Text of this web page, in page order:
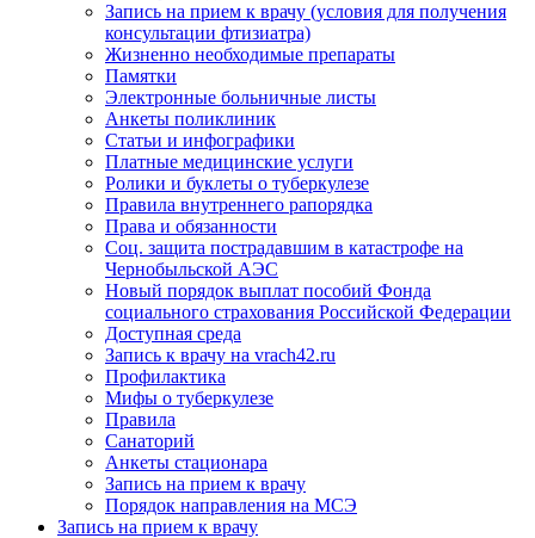
Запись на прием к врачу (условия для получения
консультации фтизиатра)
Жизненно необходимые препараты
Памятки
Электронные больничные листы
Анкеты поликлиник
Статьи и инфографики
Платные медицинские услуги
Ролики и буклеты о туберкулезе
Правила внутреннего рапорядка
Права и обязанности
Соц. защита пострадавшим в катастрофе на
Чернобыльской АЭС
Новый порядок выплат пособий Фонда
социального страхования Российской Федерации
Доступная среда
Запись к врачу на vrach42.ru
Профилактика
Мифы о туберкулезе
Правила
Санаторий
Анкеты стационара
Запись на прием к врачу
Порядок направления на МСЭ
Запись на прием к врачу